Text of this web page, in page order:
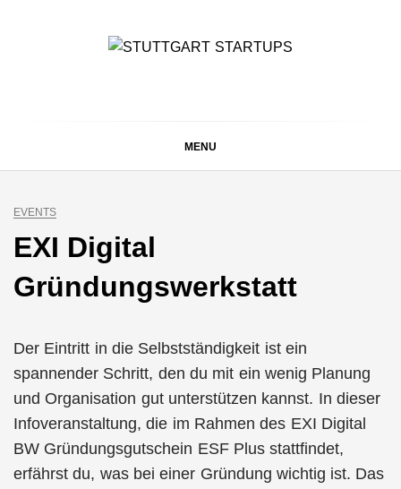
MENU
EVENTS
EXI Digital
Gründungswerkstatt
Der Eintritt in die Selbstständigkeit ist ein
spannender Schritt, den du mit ein wenig Planung
und Organisation gut unterstützen kannst. In dieser
Infoveranstaltung, die im Rahmen des EXI Digital
BW Gründungsgutschein ESF Plus stattfindet,
erfährst du, was bei einer Gründung wichtig ist. Das